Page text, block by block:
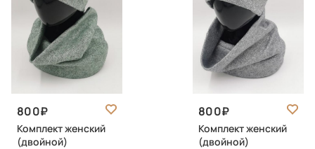
800
Комплект женский
(двойной)
800
Комплект женский
(двойной)